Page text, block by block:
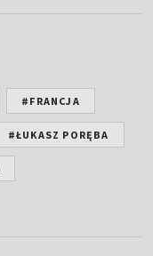
#FRANCJA
#ŁUKASZ PORĘBA